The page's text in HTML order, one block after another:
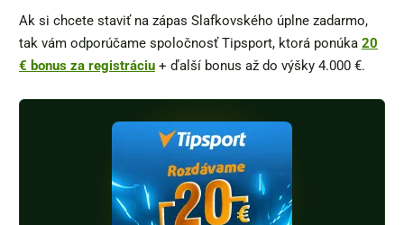
Ak si chcete staviť na zápas Slafkovského úplne zadarmo,
tak vám odporúčame spoločnosť Tipsport, ktorá ponúka 20
€ bonus za registráciu + ďalší bonus až do výšky 4.000 €.